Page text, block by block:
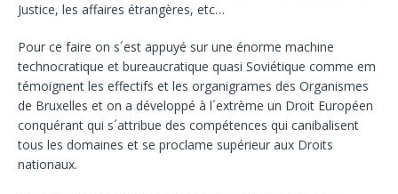
Justice, les affaires étrangères, etc…
Pour ce faire on s´est appuyé sur une énorme machine
technocratique et bureaucratique quasi Soviétique comme em
témoignent les effectifs et les organigrames des Organismes
de Bruxelles et on a développé à l´extrème un Droit Européen
conquérant qui s´attribue des compétences qui canibalisent
tous les domaines et se proclame supérieur aux Droits
nationaux.